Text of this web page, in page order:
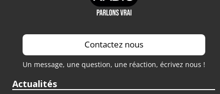
Contactez nous
Un message, une question, une réaction, écrivez nous !
Actualités